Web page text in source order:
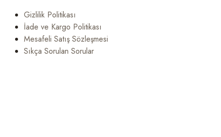
Gizlilik Politikası
İade ve Kargo Politikası
Mesafeli Satış Sözleşmesi
Sıkça Sorulan Sorular